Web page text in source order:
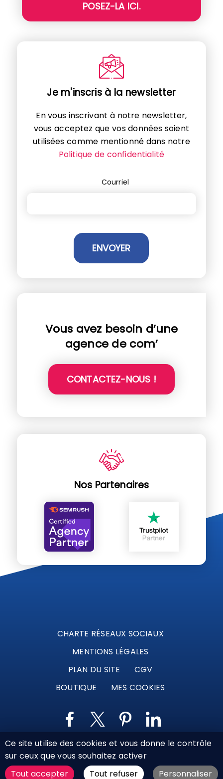
POSEZ-LA ICI.
Je m'inscris à la newsletter
En vous inscrivant à notre newsletter,
vous acceptez que vos données soient
utilisées comme mentionné dans notre
Politique de confidentialité
Courriel
Vous avez besoin d’une
agence de com’
CONTACTEZ-NOUS !
Nos Partenaires
CHARTE RÉSEAUX SOCIAUX
MENTIONS LÉGALES
PLAN DU SITE
CGV
BOUTIQUE
MES COOKIES
Marque déposée © Agence Web Attichy, Compiègne,
Soissons, Noyon, Oise | 2011 / 2026
Ce site utilise des cookies et vous donne le contrôle
sur ceux que vous souhaitez activer
Tout accepter
Tout refuser Personnaliser